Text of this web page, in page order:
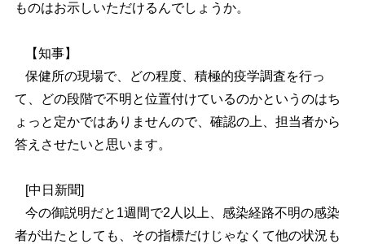
ものはお示しいただけるんでしょうか。
【知事】
保健所の現場で、どの程度、積極的疫学調査を行っ
て、どの段階で不明と位置付けているのかというのはち
ょっと定かではありませんので、確認の上、担当者から
答えさせたいと思います。
[中日新聞]
今の御説明だと1週間で2人以上、感染経路不明の感染
者が出たとしても、その指標だけじゃなくて他の状況も